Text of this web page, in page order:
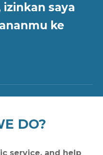
saya
ke
DO?
service, and help